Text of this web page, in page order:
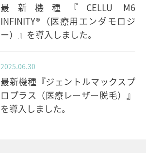
最新機種『CELLU M6
INFINITY®（医療用エンダモロジ
ー）』を導入しました。
2025.06.30
最新機種『ジェントルマックスプ
ロプラス（医療レーザー脱毛）』
を導入しました。